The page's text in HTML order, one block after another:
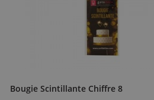
Bougie Scintillante Chiffre 8